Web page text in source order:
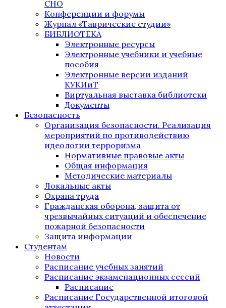
СНО
Конференции и форумы
Журнал «Таврические студии»
БИБЛИОТЕКА
Электронные ресурсы
Электронные учебники и учебные
пособия
Электронные версии изданий
КУКИиТ
Виртуальная выставка библиотеки
Документы
Безопасность
Организация безопасности. Реализация
мероприятий по противодействию
идеологии терроризма
Нормативные правовые акты
Общая информация
Методические материалы
Локальные акты
Охрана труда
Гражданская оборона, защита от
чрезвычайных ситуаций и обеспечение
пожарной безопасности
Защита информации
Студентам
Новости
Расписание учебных занятий
Расписание экзаменационных сессий
Расписание
Расписание Государственной итоговой